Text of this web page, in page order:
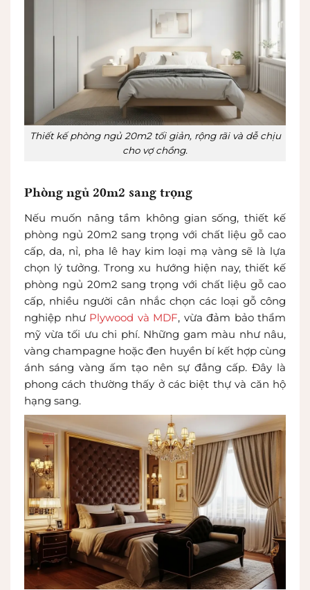
Thiết kế phòng ngủ 20m2 tối giản, rộng rãi và dễ chịu
cho vợ chồng.
Phòng ngủ 20m2 sang trọng
Nếu muốn nâng tầm không gian sống, thiết kế
phòng ngủ 20m2 sang trọng với chất liệu gỗ cao
cấp, da, nỉ, pha lê hay kim loại mạ vàng sẽ là lựa
chọn lý tưởng. Trong xu hướng hiện nay, thiết kế
phòng ngủ 20m2 sang trọng với chất liệu gỗ cao
cấp, nhiều người cân nhắc chọn các loại gỗ công
nghiệp như Plywood và MDF, vừa đảm bảo thẩm
mỹ vừa tối ưu chi phí. Những gam màu như nâu,
vàng champagne hoặc đen huyền bí kết hợp cùng
ánh sáng vàng ấm tạo nên sự đẳng cấp. Đây là
phong cách thường thấy ở các biệt thự và căn hộ
hạng sang.